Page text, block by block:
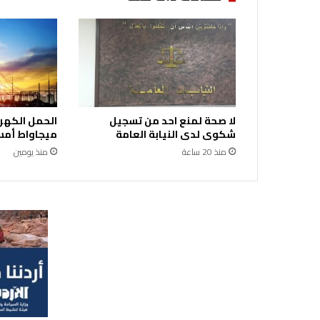
ذ
ر
ن
ا
م
ج
ا
ل
ت
د
لا صحة لمنع احد من تسجيل
شكوى لدى النيابة العامة
منذ 20 ساعة
ميجاواط
منذ يومين